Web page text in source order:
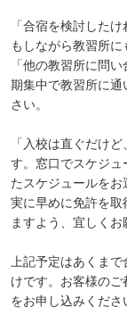
「合宿を検討した
もしながら教習所に
「他の教習所に問
期集中で教習所に
さい。
「入校は直ぐだけ
す。窓口でスケジュ
たスケジュールを
実に早めに免許を
ますよう、宜しくお
上記予定はあくま
けです。お客様の
をお申し込みくださ